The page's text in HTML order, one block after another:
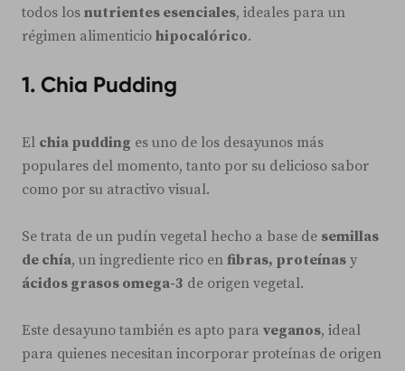
todos los nutrientes esenciales, ideales para un
régimen alimenticio hipocalórico.
1. Chia Pudding
El chia pudding es uno de los desayunos más
populares del momento, tanto por su delicioso sabor
como por su atractivo visual.
Se trata de un pudín vegetal hecho a base de semillas
de chía, un ingrediente rico en fibras, proteínas y
ácidos grasos omega-3 de origen vegetal.
Este desayuno también es apto para veganos, ideal
para quienes necesitan incorporar proteínas de origen